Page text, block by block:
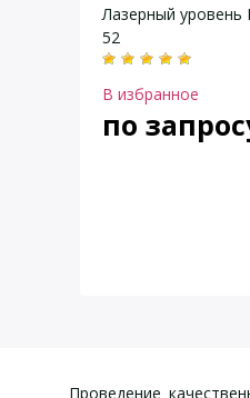
Лазерный уровень
52
В избранное
по
Проведение